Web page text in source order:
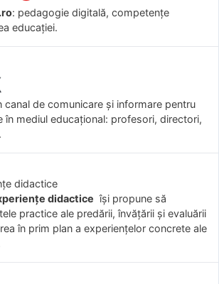
: pedagogie digitală, competențe
educației.
canal de comunicare și informare pentru
în mediul educațional: profesori, directori,
didactice îşi propune să
practice ale predării, învăţării şi evaluării
în prim plan a experienţelor concrete ale